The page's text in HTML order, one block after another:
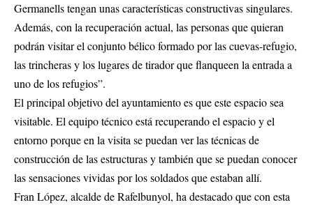
Germanells tengan unas características constructivas singulares.
Además, con la recuperación actual, las personas que quieran
podrán visitar el conjunto bélico formado por las cuevas-refugio,
las trincheras y los lugares de tirador que flanqueen la entrada a
uno de los refugios”.
El principal objetivo del ayuntamiento es que este espacio sea
visitable. El equipo técnico está recuperando el espacio y el
entorno porque en la visita se puedan ver las técnicas de
construcción de las estructuras y también que se puedan conocer
las sensaciones vividas por los soldados que estaban allí.
Fran López, alcalde de Rafelbunyol, ha destacado que con esta